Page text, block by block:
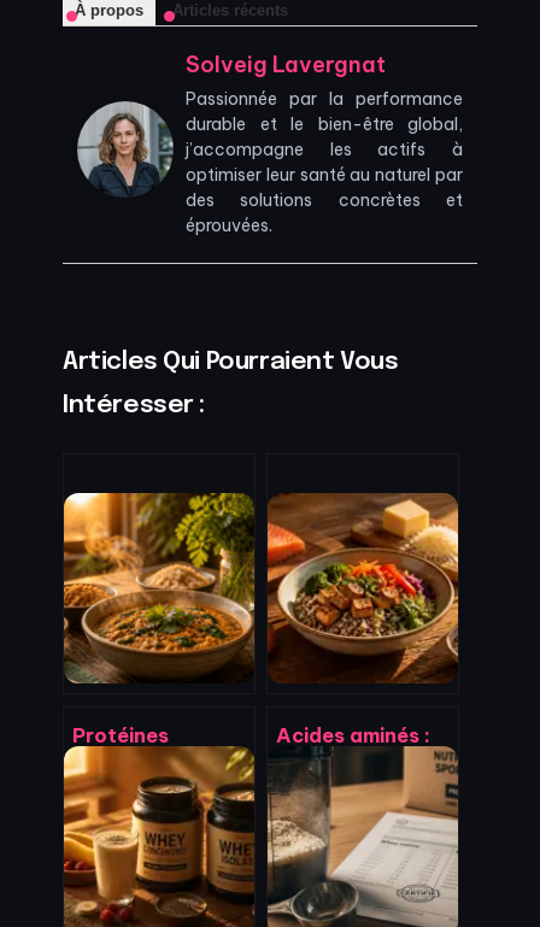
À propos Articles récents
Solveig Lavergnat
Passionnée par la performance
durable et le bien-être global,
j’accompagne les actifs à
optimiser leur santé au naturel par
des solutions concrètes et
éprouvées.
Articles Qui Pourraient Vous
Intéresser :
Protéines
végétales : 5
leviers
métaboliques
pour perdre du
poids sans faim
Acides aminés :
comment
optimiser votre
profil nutritionnel
au quotidien